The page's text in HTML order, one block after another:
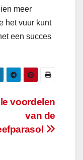
meer
het vuur kunt
een succes
voordelen
van de